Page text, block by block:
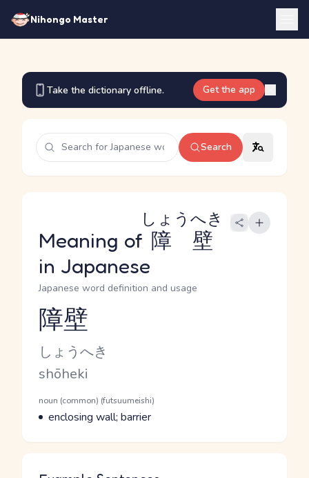
Nihongo Master
Take the dictionary offline. Get the app
Search
Meaning of 障壁
しょうへき
in Japanese
Japanese word definition and usage
Reading and JLPT level
障壁
Kana Reading
しょうへき
Romaji
shōheki
Word Senses
Parts of speech
noun (common) (futsuumeishi)
Meaning
enclosing wall; barrier